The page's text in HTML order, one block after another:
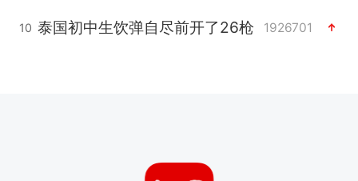
10 泰国初中生饮弹自尽前开了26枪 1926701